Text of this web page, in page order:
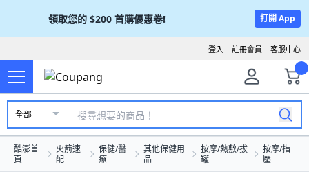
領取您的 $200 首購優惠卷! 打開 App
客服中心
註冊會員
登入
全部
酷澎首
頁
火箭速
配
保健/醫
療
其他保健用
品
按摩/熱敷/拔
罐
按摩/指
壓